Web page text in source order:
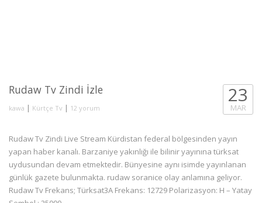
We are sorry, currently no live stream available.
Retrying in 26 saniye...
Rudaw Tv Zindi İzle
kawa | Kürtçe Tv | 12 yorum
23
MAR
Rudaw Tv Zindi Live Stream Kürdistan federal bölgesinden yayın
yapan haber kanalı. Barzaniye yakınlığı ile bilinir yayınına türksat
uydusundan devam etmektedir. Bünyesine aynı isimde yayınlanan
günlük gazete bulunmakta. rudaw soranice olay anlamına geliyor.
Rudaw Tv Frekans; Türksat3A Frekans: 12729 Polarizasyon: H – Yatay